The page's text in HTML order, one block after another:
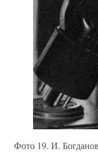
Фото 19. И.